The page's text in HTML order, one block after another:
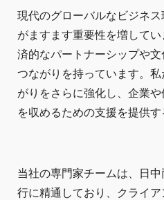
現代のグローバルなビジネ
がますます重要性を増して
済的なパートナーシップや
つながりを持っています。
がりをさらに強化し、企業
を収めるための支援を提供す
当社の専門家チームは、日
行に精通しており、クライ